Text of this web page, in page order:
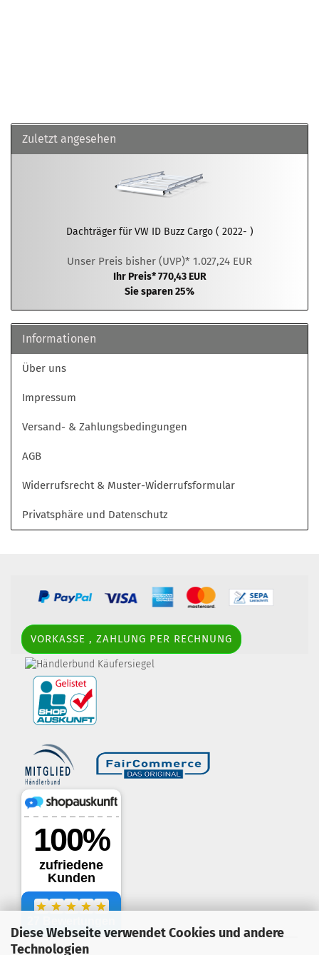
Diese Webseite verwendet Cookies und andere
Technologien
Zuletzt angesehen
Dachträger für VW ID Buzz Cargo ( 2022- )
Unser Preis bisher (UVP)* 1.027,24 EUR
Ihr Preis* 770,43 EUR
Sie sparen 25%
Informationen
Über uns
Impressum
Versand- & Zahlungsbedingungen
AGB
Widerrufsrecht & Muster-Widerrufsformular
Privatsphäre und Datenschutz
VORKASSE , ZAHLUNG PER RECHNUNG
.